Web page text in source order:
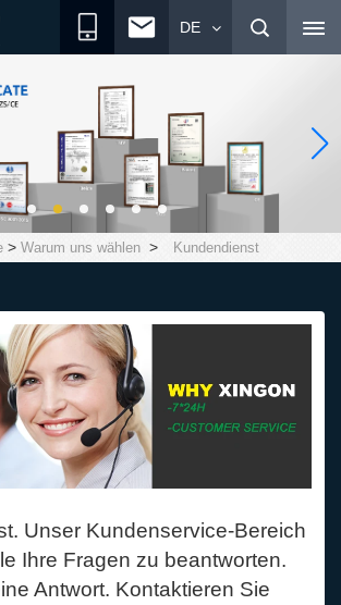
DE
> Warum uns wählen> Kundendienst
Unser Kundenservice-Bereich
Ihre Fragen zu beantworten.
Antwort. Kontaktieren Sie